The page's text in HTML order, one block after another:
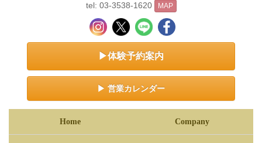
tel: 03-3538-1620 MAP
▶体験予約案内
▶ 営業カレンダー
Home Company